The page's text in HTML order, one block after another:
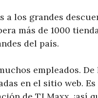
a los grandes
más de 1000
del país.
empleados.
en el sitio web.